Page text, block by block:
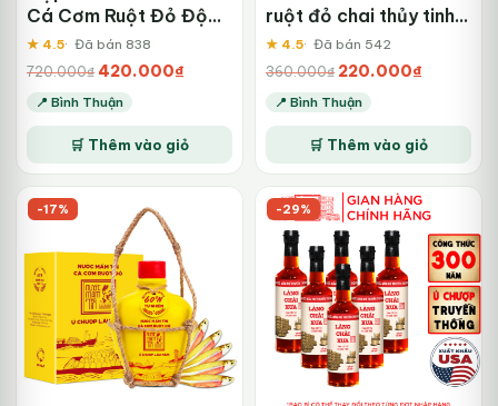
Cá Cơm Ruột Đỏ Độ
Đạm 60N
★ 4.5 Đã bán 838
720.000₫ Giá
gốc
là:
720.000₫.
420.000₫
là:
420.000₫.
📍 Bình Thuận
🛒 Thêm vào giỏ
ruột đỏ chai thủy tinh
60N
★ 4.5 Đã bán 542
360.000₫ Giá
gốc
là:
360.000₫.
220.000₫
là:
220.000₫.
📍 Bình Thuận
🛒 Thêm vào giỏ
-17% -29%